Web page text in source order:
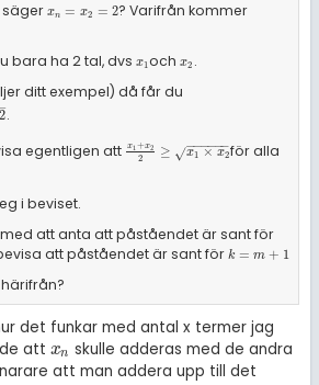
säger xn = x2 = 2
xn =x 2= 2
? Varifrån kommer
bara ha 2 tal, dvs x1
x1ochx2
x2.
ditt exempel) då får du
2
–.
egentligen att
x1+x2
2 ≥ x1 × x2
− −
−−−−
√
x1+x2 2≥x1×x2 för alla
i beviset.
att anta att påståendet är sant för
att påståendet är sant förk = m + 1
k =m+ 1
det funkar med antal x termer jag
att xn
xn skulle adderas med de andra
att man addera upp till det